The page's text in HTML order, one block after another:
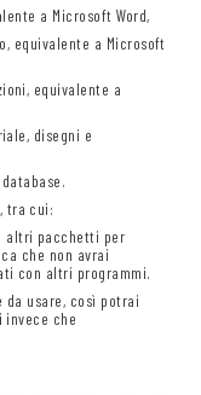
a Microsoft Word,
equivalente a Microsoft
equivalente a
disegni e
tra cui:
altri pacchetti per
che non avrai
con altri programmi.
usare, così potrai
che